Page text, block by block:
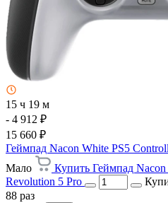
15 ч 19 м
- 4 912 ₽
15 660 ₽
Геймпад Nacon White PS5
Мало
Купить Геймпад
Revolution 5 Pro
88 раз